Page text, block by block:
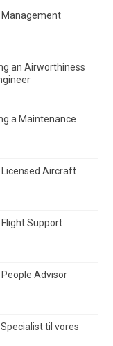
Management
an Airworthiness
a Maintenance
Licensed Aircraft
Support
Advisor
til vores